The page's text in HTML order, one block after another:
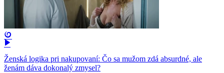
Ženská logika pri nakupovaní: Čo sa mužom zdá absurdné, ale
ženám dáva dokonalý zmysel?